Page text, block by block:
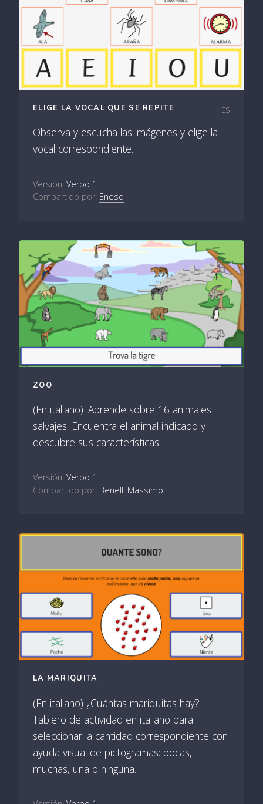
ELIGE LA VOCAL QUE SE REPITE ES
Observa y escucha las imágenes y elige la
vocal correspondiente.
Versión: Verbo 1
Compartido por: Eneso
ZOO IT
(En italiano) ¡Aprende sobre 16 animales
salvajes! Encuentra el animal indicado y
descubre sus características.
Versión: Verbo 1
Compartido por: Benelli Massimo
LA MARIQUITA IT
(En italiano) ¿Cuántas mariquitas hay?
Tablero de actividad en italiano para
seleccionar la cantidad correspondiente con
ayuda visual de pictogramas: pocas,
muchas, una o ninguna.